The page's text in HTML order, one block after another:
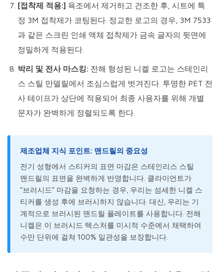
[접착제 적용:]욕조에서 제거하고 건조한 후, 시트에 특
정 3M 접착제가 코팅된다. 정교한 로고의 경우, 3M 7533
과 같은 스크린 인쇄 액체 접착제가 금속 글자의 뒷면에
정밀하게 적용된다.
박리 및 전사 마스킹: 전해 형성된 니켈 로고는 스테인리
스 스틸 만델릴에서 조심스럽게 벗겨진다. 투명한 PET 전
사 테이프가 상단에 적용되어 최종 사용자를 위해 개별
문자가 완벽하게 정렬되도록 한다.
제조업체 지식 포인트: 맨드릴의 중요성
전기 성형에서 스티커의 표면 마감은 스테인리스 스틸
맨드릴의 표면을 완벽하게 반영합니다. 클라이언트가
“브러시드” 마감을 요청하는 경우, 우리는 섬세한 니켈 스
티커를 생성 후에 브러시하지 않습니다. 대신, 우리는 기
계적으로 브러시된 맨드릴 플레이트를 사용합니다. 전해
니켈은 이 브러시드 텍스처를 미시적 수준에서 채택하여
수만 단위에 걸쳐 100% 일관성을 보장합니다.